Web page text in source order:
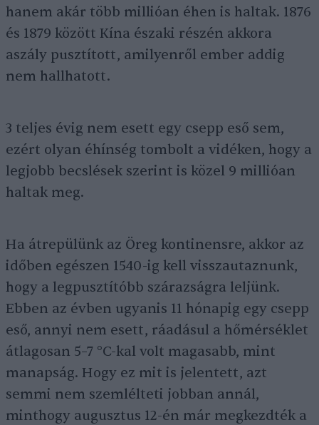
hanem akár több millióan éhen is haltak. 1876
és 1879 között Kína északi részén akkora
aszály pusztított, amilyenről ember addig
nem hallhatott.
3 teljes évig nem esett egy csepp eső sem,
ezért olyan éhínség tombolt a vidéken, hogy a
legjobb becslések szerint is közel 9 millióan
haltak meg.
Ha átrepülünk az Öreg kontinensre, akkor az
időben egészen 1540-ig kell visszautaznunk,
hogy a legpusztítóbb szárazságra leljünk.
Ebben az évben ugyanis 11 hónapig egy csepp
eső, annyi nem esett, ráadásul a hőmérséklet
átlagosan 5–7 °C-kal volt magasabb, mint
manapság. Hogy ez mit is jelentett, azt
semmi nem szemlélteti jobban annál,
minthogy augusztus 12-én már megkezdték a